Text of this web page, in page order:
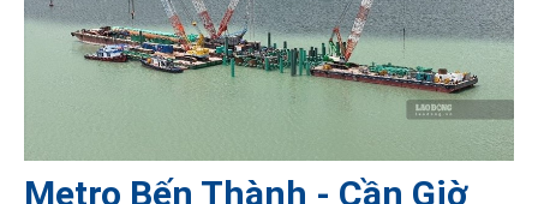
Metro Bến Thành - Cần Giờ